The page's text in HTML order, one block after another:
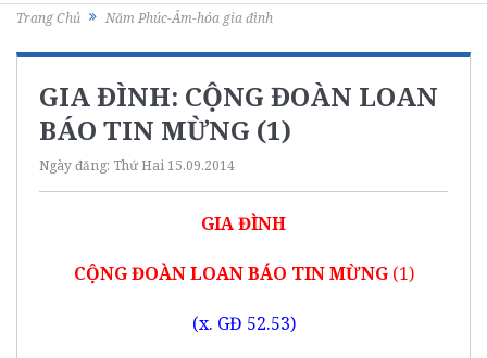
Trang Chủ Năm Phúc-Âm-hóa gia đình
GIA ĐÌNH: CỘNG ĐOÀN LOAN
BÁO TIN MỪNG (1)
Ngày đăng: Thứ Hai 15.09.2014
GIA ĐÌNH
CỘNG ĐOÀN LOAN BÁO TIN MỪNG (1)
(x. GĐ 52.53)